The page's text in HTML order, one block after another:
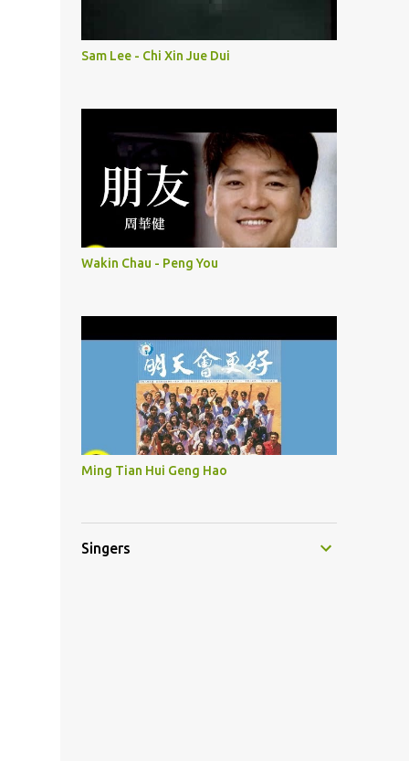
Sam Lee - Chi Xin Jue Dui
Wakin Chau - Peng You
Ming Tian Hui Geng Hao
Singers